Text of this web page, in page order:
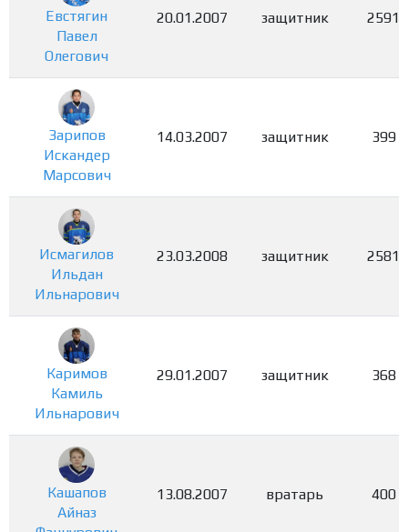
Евстягин
Павел
Олегович
20.01.2007 защитник 2591
Зарипов
Искандер
Марсович
14.03.2007 защитник 399
Исмагилов
Ильдан
Ильнарович
23.03.2008 защитник 2581
Каримов
Камиль
Ильнарович
29.01.2007 защитник 368
Кашапов
Айназ
13.08.2007 вратарь 400